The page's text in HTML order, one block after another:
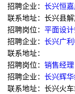
招聘企业： 长兴恒
联系地址：长兴县
招聘岗位： 平面设
招聘企业： 长兴广
联系地址：
招聘岗位： 销售经理
招聘企业： 长兴辉
联系地址：长兴火